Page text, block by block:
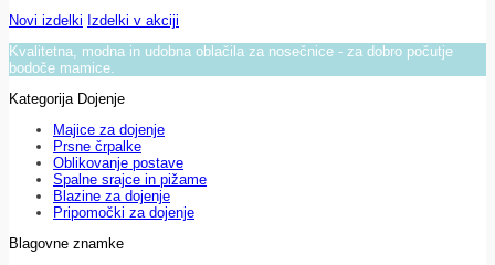
Novi izdelki Izdelki v akciji
Kvalitetna, modna in udobna oblačila za nosečnice - za dobro počutje
bodoče mamice.
Kategorija Dojenje
Majice za dojenje
Prsne črpalke
Oblikovanje postave
Spalne srajce in pižame
Blazine za dojenje
Pripomočki za dojenje
Blagovne znamke